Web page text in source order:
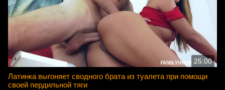
25:00
Латинка выгоняет сводного брата из туалета при помощи
своей пердильной тяги